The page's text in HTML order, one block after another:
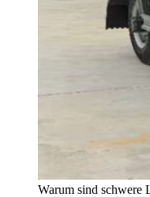
Warum sind schwere